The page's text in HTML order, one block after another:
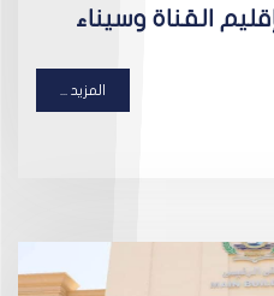
القناة وسيناء
المزيد ...